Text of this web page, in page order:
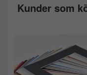
Kunder som